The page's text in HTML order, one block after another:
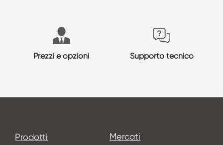
Prezzi e opzioni Supporto tecnico
Prodotti Mercati